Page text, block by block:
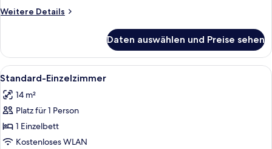
Weitere Details
Weitere
Doppelzimmer
Daten auswählen und Preise sehen
Alle
Fotos
für
Standard-
Einzelzimmer
anzeigen
Ein Hotelzimmer mit hölzernem
4
Standard-Einzelzimmer
14 m²
Platz für 1 Person
1 Einzelbett
Kostenloses WLAN